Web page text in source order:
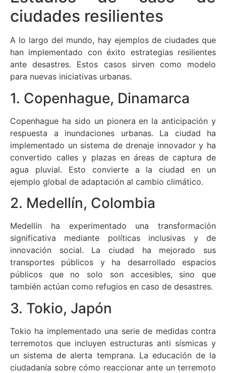
ciudades resilientes
A lo largo del mundo, hay ejemplos de ciudades que
han implementado con éxito estrategias resilientes
ante desastres. Estos casos sirven como modelo
para nuevas iniciativas urbanas.
1. Copenhague, Dinamarca
Copenhague ha sido un pionera en la anticipación y
respuesta a inundaciones urbanas. La ciudad ha
implementado un sistema de drenaje innovador y ha
convertido calles y plazas en áreas de captura de
agua pluvial. Esto convierte a la ciudad en un
ejemplo global de adaptación al cambio climático.
2. Medellín, Colombia
Medellín ha experimentado una transformación
significativa mediante políticas inclusivas y de
innovación social. La ciudad ha mejorado sus
transportes públicos y ha desarrollado espacios
públicos que no solo son accesibles, sino que
también actúan como refugios en caso de desastres.
3. Tokio, Japón
Tokio ha implementado una serie de medidas contra
terremotos que incluyen estructuras anti sísmicas y
un sistema de alerta temprana. La educación de la
ciudadanía sobre cómo reaccionar ante un terremoto